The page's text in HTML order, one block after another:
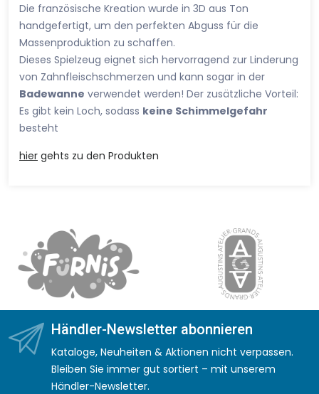
Die französische Kreation wurde in 3D aus Ton
handgefertigt, um den perfekten Abguss für die
Massenproduktion zu schaffen.
Dieses Spielzeug eignet sich hervorragend zur Linderung
von Zahnfleischschmerzen und kann sogar in der
Badewanne verwendet werden! Der zusätzliche Vorteil:
Es gibt kein Loch, sodass keine Schimmelgefahr
besteht
hier gehts zu den Produkten
Händler-Newsletter abonnieren
Kataloge, Neuheiten & Aktionen nicht verpassen.
Bleiben Sie immer gut sortiert – mit unserem
Händler-Newsletter.